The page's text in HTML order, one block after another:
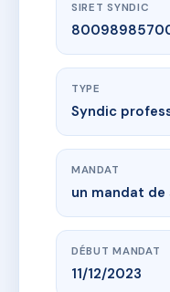
SIRET SYNDIC
TYPE
Syndic
MANDAT
un mandat
DÉBUT MANDAT
11/12/2023